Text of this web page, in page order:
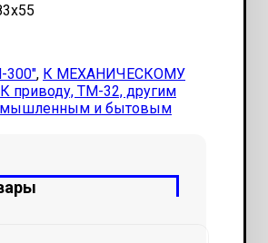
, К МЕХАНИЧЕСКОМУ
К приводу, ТМ-32, другим
и бытовым